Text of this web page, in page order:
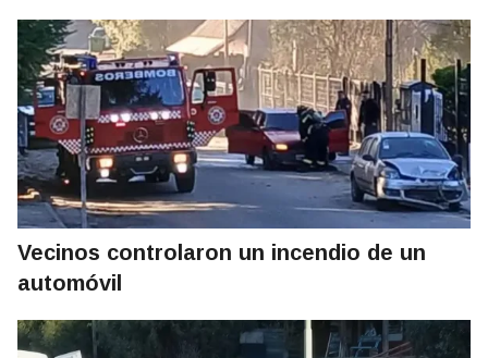
Vecinos controlaron un incendio de un
automóvil